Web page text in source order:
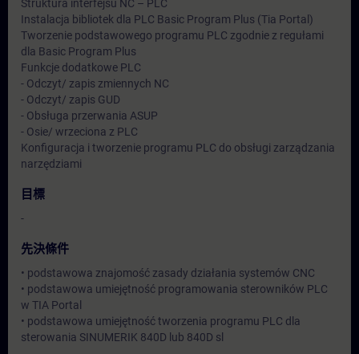
Struktura interfejsu NC – PLC
Instalacja bibliotek dla PLC Basic Program Plus (Tia Portal)
Tworzenie podstawowego programu PLC zgodnie z regułami
dla Basic Program Plus
Funkcje dodatkowe PLC
- Odczyt/ zapis zmiennych NC
- Odczyt/ zapis GUD
- Obsługa przerwania ASUP
- Osie/ wrzeciona z PLC
Konfiguracja i tworzenie programu PLC do obsługi zarządzania
narzędziami
目標
-
先決條件
• podstawowa znajomość zasady działania systemów CNC
• podstawowa umiejętność programowania sterowników PLC
w TIA Portal
• podstawowa umiejętność tworzenia programu PLC dla
sterowania SINUMERIK 840D lub 840D sl